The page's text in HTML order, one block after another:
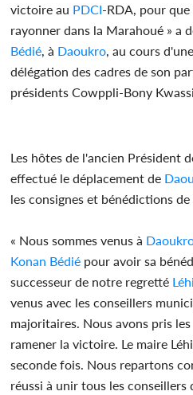
victoire au PDCI-RDA, pour
rayonner dans la Marahoué » a
Bédié , à Daoukro , au cours
délégation des cadres de son
présidents Cowppli-Bony
Les hôtes de l'ancien Président
effectué le déplacement de
les consignes et bénédictions de
« Nous sommes venus à
Konan Bédié pour avoir sa
successeur de notre regretté
venus avec les conseillers
majoritaires. Nous avons pris
ramener la victoire. Le maire
seconde fois. Nous repartons
réussi à unir tous les